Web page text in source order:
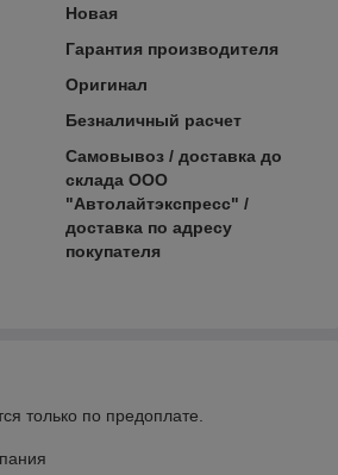
Новая
Гарантия производителя
Оригинал
Безналичный расчет
Самовывоз / доставка до
склада ООО
"Автолайтэкспресс" /
доставка по адресу
покупателя
только по предоплате.